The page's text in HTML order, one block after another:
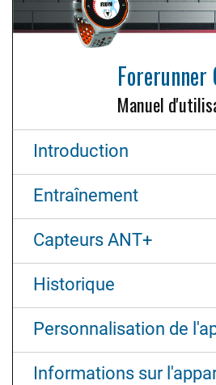
Forerunner
Manuel
Introduction
Entraînement
Capteurs ANT‍+
Historique
Personnalisation de
Informations sur